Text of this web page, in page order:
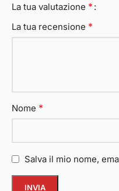
La tua valutazione *
La tua recensione *
Nome *
Salva il mio nome,